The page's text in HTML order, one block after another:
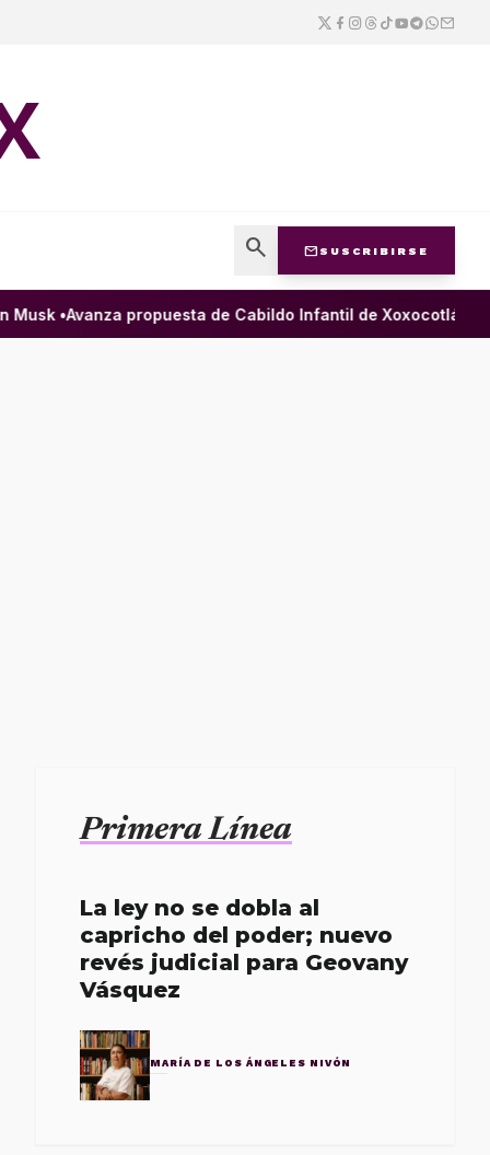
search mail SUSCRIBIRSE
•Avanza propuesta de Cabildo Infantil de Xoxocotlán
Primera Línea
La ley no se dobla al
capricho del poder; nuevo
revés judicial para Geovany
Vásquez
MARÍA DE LOS ÁNGELES NIVÓN